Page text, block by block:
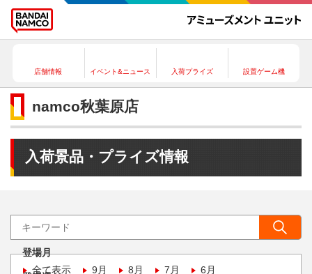
店舗情報 イベント&ニュース 入荷プライズ 設置ゲーム機
namco秋葉原店
入荷景品・プライズ情報
登場月
全て表示
9月 8月 7月 6月